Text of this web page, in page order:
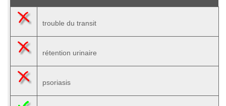
trouble du transit
rétention urinaire
psoriasis